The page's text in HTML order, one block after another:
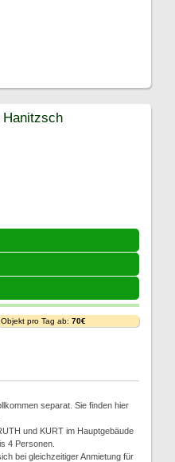
Hanitzsch
Objekt pro Tag ab: 70€
separat. Sie finden hier
und KURT im Hauptgebäude
4 Personen.
bei gleichzeitiger Anmietung für